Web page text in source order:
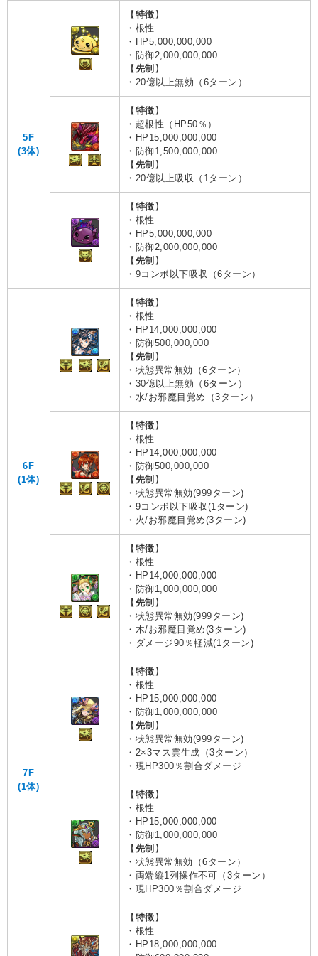
5F
(3体)
【 特徴 】
・根性
・HP5,000,000,000
・防御2,000,000,000
【 先制 】
・20億以上無効（6ターン）
【 特徴 】
・超根性（HP50％）
・HP15,000,000,000
・防御1,500,000,000
【 先制 】
・20億以上吸収（1ターン）
【 特徴 】
・根性
・HP5,000,000,000
・防御2,000,000,000
【 先制 】
・9コンボ以下吸収（6ターン）
6F
(1体)
【 特徴 】
・根性
・HP14,000,000,000
・防御500,000,000
【 先制 】
・状態異常無効（6ターン）
・30億以上無効（6ターン）
・水/お邪魔目覚め（3ターン）
【 特徴 】
・根性
・HP14,000,000,000
・防御500,000,000
【 先制 】
・状態異常無効(999ターン)
・9コンボ以下吸収(1ターン)
・火/お邪魔目覚め(3ターン)
【 特徴 】
・根性
・HP14,000,000,000
・防御1,000,000,000
【 先制 】
・状態異常無効(999ターン)
・木/お邪魔目覚め(3ターン)
・ダメージ90％軽減(1ターン)
7F
(1体)
【 特徴 】
・根性
・HP15,000,000,000
・防御1,000,000,000
【 先制 】
・状態異常無効(999ターン)
・2×3マス雲生成（3ターン）
・現HP300％割合ダメージ
【 特徴 】
・根性
・HP15,000,000,000
・防御1,000,000,000
【 先制 】
・状態異常無効（6ターン）
・両端縦1列操作不可（3ターン）
・現HP300％割合ダメージ
【 特徴 】
・根性
・HP18,000,000,000